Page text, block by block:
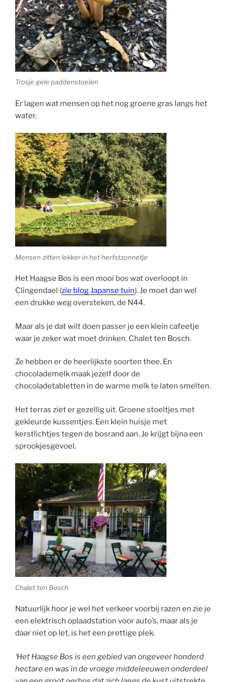
Trosje gele paddenstoelen
Er lagen wat mensen op het nog groene gras langs het
water.
Mensen zitten lekker in het herfstzonnetje
Het Haagse Bos is een mooi bos wat overloopt in
Clingendael (zie blog Japanse tuin). Je moet dan wel
een drukke weg oversteken, de N44.
Maar als je dat wilt doen passer je een klein cafeetje
waar je zeker wat moet drinken. Chalet ten Bosch.
Ze hebben er de heerlijkste soorten thee. En
chocolademelk maak jezelf door de
chocoladetabletten in de warme melk te laten smelten.
Het terras ziet er gezellig uit. Groene stoeltjes met
gekleurde kussentjes. Een klein huisje met
kerstlichtjes tegen de bosrand aan. Je krijgt bijna een
sprookjesgevoel.
Chalet ten Bosch
Natuurlijk hoor je wel het verkeer voorbij razen en zie je
een elektrisch oplaadstation voor auto’s, maar als je
daar niet op let, is het een prettige plek.
‘Het Haagse Bos is een gebied van ongeveer honderd
hectare en was in de vroege middeleeuwen onderdeel